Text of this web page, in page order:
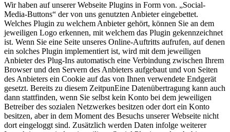
Wir haben auf unserer Webseite Plugins in Form von. „Social-
Media-Buttons“ der von uns genutzten Anbieter eingebettet.
Welches Plugin zu welchem Anbieter gehört, können Sie an dem
jeweiligen Logo erkennen, mit welchem das Plugin gekennzeichnet
ist. Wenn Sie eine Seite unseres Online-Auftritts aufrufen, auf denen
ein solches Plugin implementiert ist, wird mit dem jeweiligen
Anbieter des Plug-Ins automatisch eine Verbindung zwischen Ihrem
Browser und den Servern des Anbieters aufgebaut und von Seiten
des Anbieters ein Cookie auf das von Ihnen verwendete Endgerät
gesetzt. Bereits zu diesem ZeitpunEine Datenübertragung kann auch
dann stattfinden, wenn Sie selbst kein Konto bei dem jeweiligen
Betreiber des sozialen Netzwerkes besitzen oder dort ein Konto
besitzen, aber in dem Moment des Besuchs unserer Webseite nicht
dort eingeloggt sind. Zusätzlich werden Daten infolge weiterer